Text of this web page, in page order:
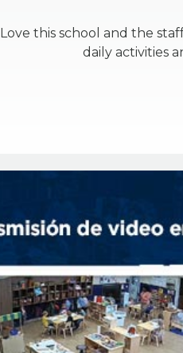
Love this school and the
daily activities